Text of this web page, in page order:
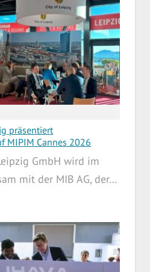
präsentiert
MIPIM Cannes 2026
GmbH wird im
mit der MIB AG, der…